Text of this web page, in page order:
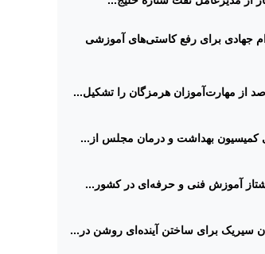
جهادی برای رفع کاستی‌های آموزشی
کمیسیون بهداشت و درمان مجلس از...
آموزش فنی و حرفه‌ای در کشور...
سیریک برای ساختن آینده‌ای روشن در...